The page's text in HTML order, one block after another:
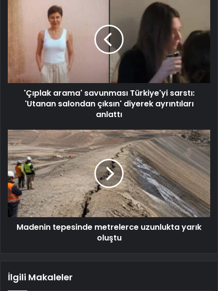
'Çıplak arama' savunması Türkiye'yi sarstı:
'Utanan salondan çıksın' diyerek ayrıntıları
anlattı
Madenin tepesinde metrelerce uzunlukta yarık
oluştu
İlgili Makaleler